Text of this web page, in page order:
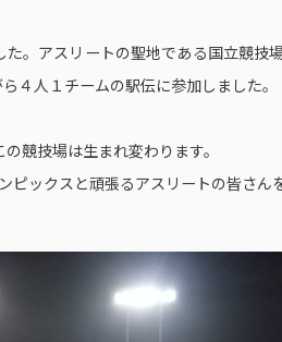
。アスリートの聖地である国立競技
４人１チームの駅伝に参加しました。
競技場は生まれ変わります。
ックスと頑張るアスリートの皆さん